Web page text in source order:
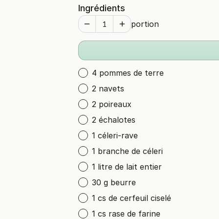
Ingrédients
portion
4 pommes de terre
2 navets
2 poireaux
2 échalotes
1 céleri-rave
1 branche de céleri
1 litre de lait entier
30 g beurre
1 cs de cerfeuil ciselé
1 cs rase de farine